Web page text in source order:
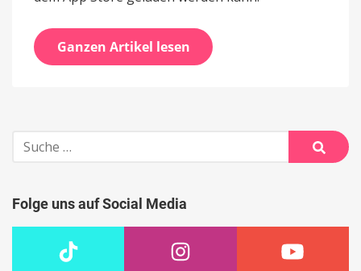
Ganzen Artikel lesen
Suche
nach:
Suche
Folge uns auf Social Media